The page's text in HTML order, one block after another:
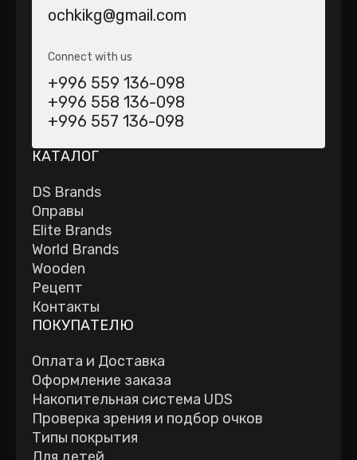
ochkikg@gmail.com
Connect with us
+996 559 136-098
+996 558 136-098
+996 557 136-098
КАТАЛОГ
DS Brands
Оправы
Elite Brands
World Brands
Wooden
Рецепт
Контакты
ПОКУПАТЕЛЮ
Оплата и Доставка
Оформление заказа
Накопительная система UDS
Проверка зрения и подбор очков
Типы покрытия